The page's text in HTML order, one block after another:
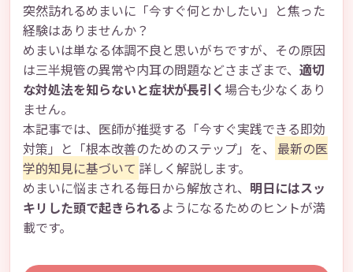
突然訪れるめまいに「今すぐ何とかしたい」と焦った
経験はありませんか？
めまいは単なる体調不良と思いがちですが、その原因
は三半規管の異常や内耳の問題などさまざまで、 適切
な対処法を知らないと症状が長引く場合も少なくあり
ません。
本記事では、医師が推奨する「今すぐ実践できる即効
対策」と「根本改善のためのステップ」を、
最新の医
学的知見に基づいて 詳しく解説します。
めまいに悩まされる毎日から解放され、 明日にはスッ
キリした頭で起きられるようになるためのヒントが満
載です。